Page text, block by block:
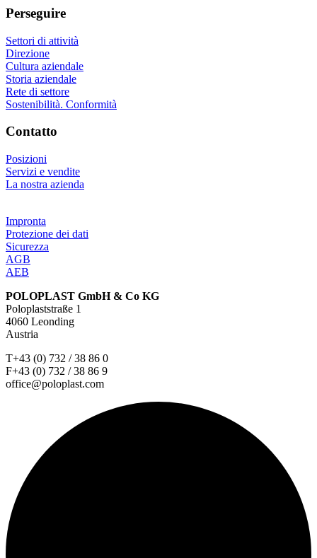
Perseguire
Settori di attività
Direzione
Cultura aziendale
Storia aziendale
Rete di settore
Sostenibilità. Conformità
Contatto
Posizioni
Servizi e vendite
La nostra azienda
Impronta
Protezione dei dati
Sicurezza
AGB
AEB
POLOPLAST GmbH & Co KG
Poloplaststraße 1
4060 Leonding
Austria
T+43 (0) 732 / 38 86 0
F+43 (0) 732 / 38 86 9
office@poloplast.com